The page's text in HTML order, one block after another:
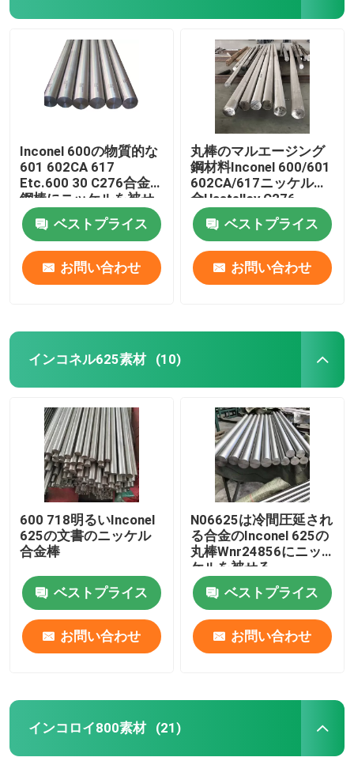
頑丈なストラップヒンジ
トラックのトレーラーの開戸錠
Inconel 600の物質的な
601 602CA 617
Etc.600 30 C276合金
鋼棒にニッケルを被せ
なさい
ベストプライス
お問い合わせ
丸棒のマルエージング
鋼材料Inconel 600/601
602CA/617ニッケル合
金Hastelloy C276
ベストプライス
お問い合わせ
インコネル625素材 (10)
600 718明るいInconel
625の文書のニッケル
合金棒
ベストプライス
お問い合わせ
N06625は冷間圧延され
る合金のInconel 625の
丸棒Wnr24856にニッ
ケルを被せる
ベストプライス
お問い合わせ
インコロイ800素材 (21)